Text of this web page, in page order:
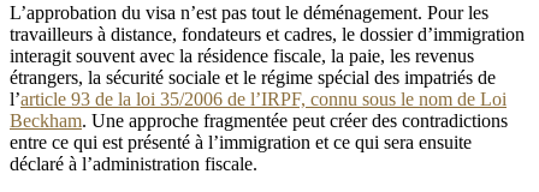
L’approbation du visa n’est pas tout le déménagement. Pour les
travailleurs à distance, fondateurs et cadres, le dossier d’immigration
interagit souvent avec la résidence fiscale, la paie, les revenus
étrangers, la sécurité sociale et le régime spécial des impatriés de
l’article 93 de la loi 35/2006 de l’IRPF, connu sous le nom de Loi
Beckham. Une approche fragmentée peut créer des contradictions
entre ce qui est présenté à l’immigration et ce qui sera ensuite
déclaré à l’administration fiscale.